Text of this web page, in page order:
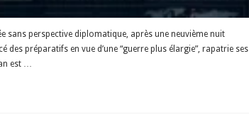
sans perspective diplomatique, après une neuvième nuit
préparatifs en vue d’une “guerre plus élargie”, rapatrie ses
est …